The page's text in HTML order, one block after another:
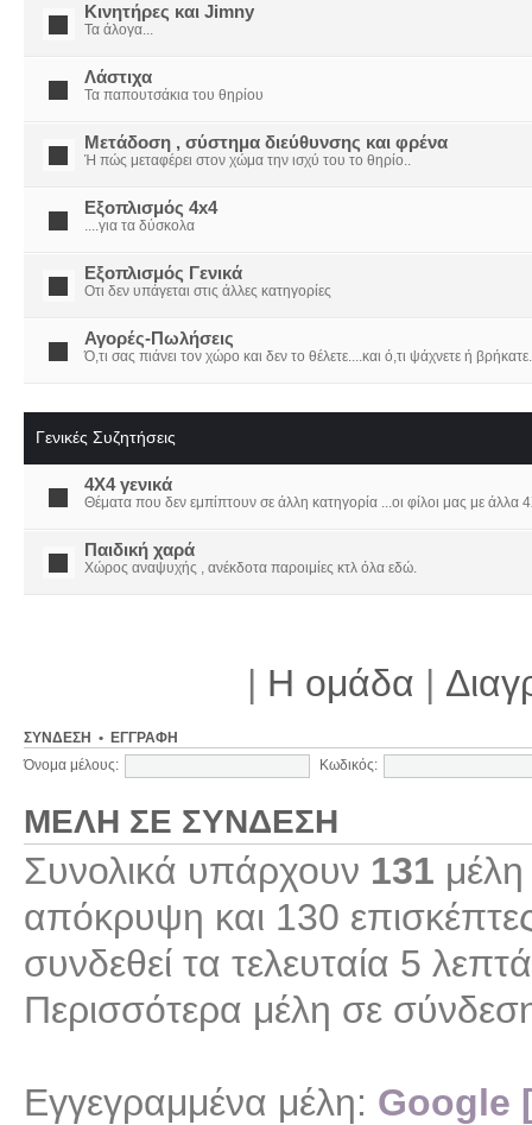
Κινητήρες και Jimny
Τα άλογα...
Λάστιχα
Τα παπουτσάκια του θηρίου
Μετάδοση , σύστημα διεύθυνσης και φρένα
Ή πώς μεταφέρει στον χώμα την ισχύ του το θηρίο..
Εξοπλισμός 4x4
....για τα δύσκολα
Εξοπλισμός Γενικά
Οτι δεν υπάγεται στις άλλες κατηγορίες
Αγορές-Πωλήσεις
Ό,τι σας πιάνει τον χώρο και δεν το θέλετε....και ό,τι ψάχνετε ή
Γενικές Συζητήσεις
4X4 γενικά
Θέματα που δεν εμπίπτουν σε άλλη κατηγορία ...οι φίλοι μας με άλλα
Παιδική χαρά
Χώρος αναψυχής , ανέκδοτα παροιμίες κτλ όλα εδώ.
| Η ομάδα |
ΣΎΝΔΕΣΗ • ΕΓΓΡΑΦΉ
Όνομα μέλους: Κωδικός:
ΜΈΛΗ ΣΕ ΣΎΝΔΕΣΗ
Συνολικά υπάρχουν 131
απόκρυψη και 130
συνδεθεί τα τελευταία 5
Περισσότερα μέλη σε
Εγγεγραμμένα μέλη: Google